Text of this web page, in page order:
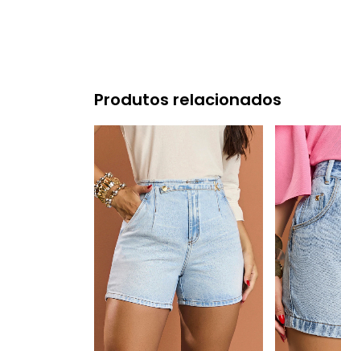
Produtos relacionados